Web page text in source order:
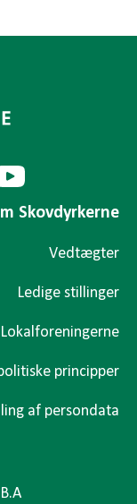
Skovdyrkerne
Vedtægter
Ledige stillinger
Lokalforeningerne
principper
af persondata